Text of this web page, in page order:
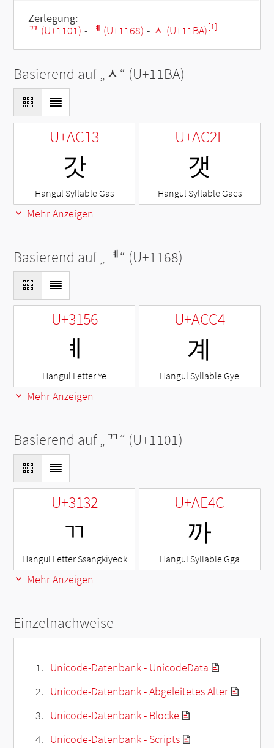
Zerlegung:
ᄁ (U+1101) - ᅨ (U+1168) - ᆺ (U+11BA)[1]
Basierend auf „ᆺ“ (U+11BA)
U+AC13
갓
Hangul Syllable Gas
U+AC2F
갯
Hangul Syllable Gaes
Mehr Anzeigen
Basierend auf „ ᅨ“ (U+1168)
U+3156
ㅖ
Hangul Letter Ye
U+ACC4
계
Hangul Syllable Gye
Mehr Anzeigen
Basierend auf „ᄁ“ (U+1101)
U+3132
ㄲ
Hangul Letter Ssangkiyeok
U+AE4C
까
Hangul Syllable Gga
Mehr Anzeigen
Einzelnachweise
Unicode-Datenbank - UnicodeData
Unicode-Datenbank - Abgeleitetes Alter
Unicode-Datenbank - Blöcke
Unicode-Datenbank - Scripts